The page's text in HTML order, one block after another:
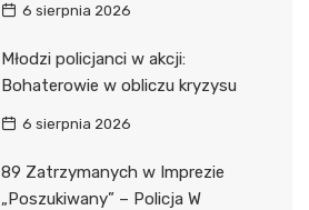
6 sierpnia 2026
Młodzi policjanci w akcji:
Bohaterowie w obliczu kryzysu
6 sierpnia 2026
89 Zatrzymanych w Imprezie
„Poszukiwany” – Policja W